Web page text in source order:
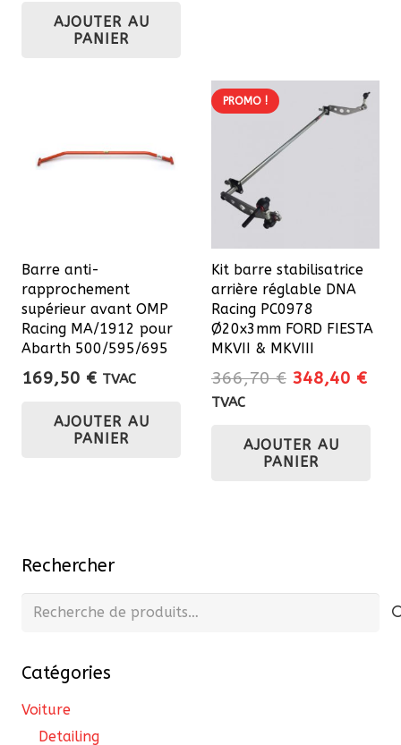
était :
146,50 €.
AJOUTER AU
PANIER
Barre anti-
rapprochement
supérieur avant OMP
Racing MA/1912 pour
Abarth 500/595/695
169,50 € TVAC
AJOUTER AU
PANIER
PROMO !
Kit barre stabilisatrice
arrière réglable DNA
Racing PC0978
Ø20x3mm FORD FIESTA
MKVII & MKVIII
366,70€ Le
était :
366,70 €.
348,40 €Le
TVAC
AJOUTER AU
PANIER
Rechercher
Recherche
Catégories
Voiture
Detailing